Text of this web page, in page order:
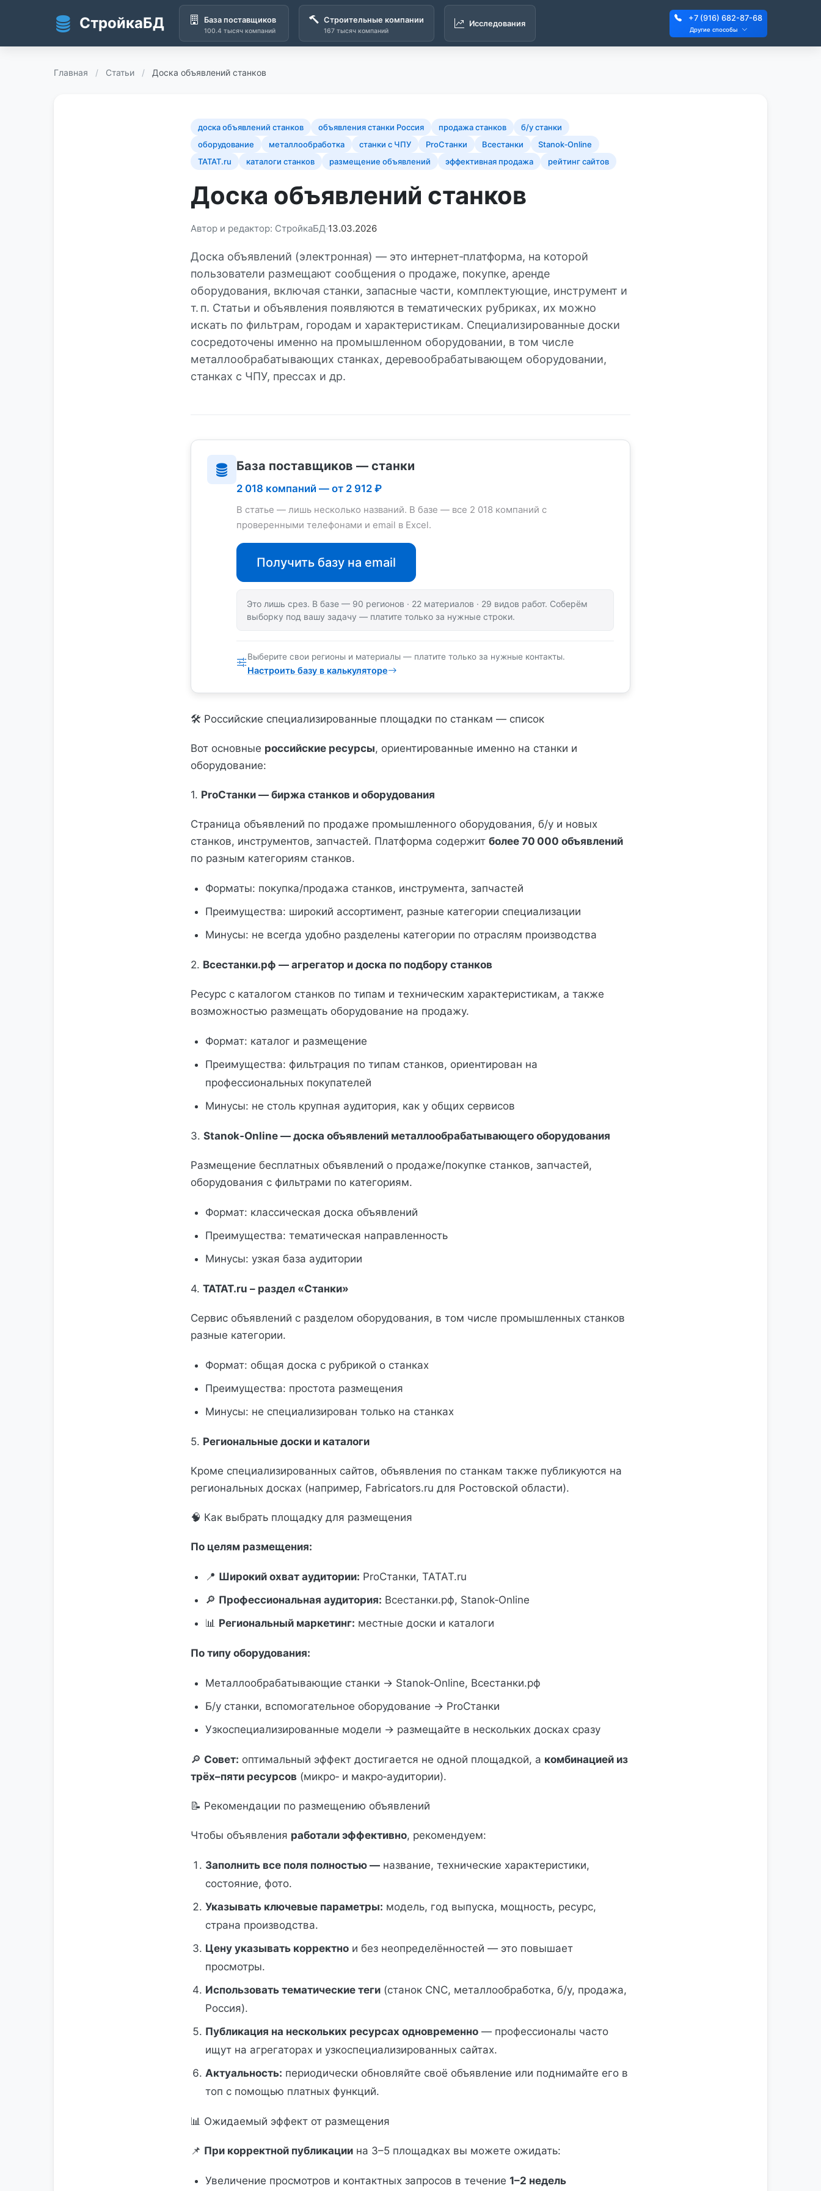
СтройкаБД База поставщиков
100.4 тысяч компаний
Строительные компании
167 тысяч компаний
Исследования
+7 (916) 682-87-68
Другие способы
Главная / Статьи / Доска объявлений станков
доска объявлений станков объявления станки Россия продажа станков
б/у станки
оборудование
металлообработка станки с ЧПУ ProСтанки Всестанки
Stanok‑Online
TATAT.ru
каталоги станков размещение объявлений эффективная продажа рейтинг сайтов
Доска объявлений станков
Автор и редактор: СтройкаБД 13.03.2026
Доска объявлений (электронная) — это интернет‑платформа, на которой
пользователи размещают сообщения о продаже, покупке, аренде
оборудования, включая станки, запасные части, комплектующие, инструмент и
т. п. Статьи и объявления появляются в тематических рубриках, их можно
искать по фильтрам, городам и характеристикам. Специализированные доски
сосредоточены именно на промышленном оборудовании, в том числе
металлообрабатывающих станках, деревообрабатывающем оборудовании,
станках с ЧПУ, прессах и др.
База поставщиков — станки
2 018 компаний — от 2 912 ₽
В статье — лишь несколько названий. В базе — все 2 018 компаний с
проверенными телефонами и email в Excel.
Получить базу на email
Это лишь срез. В базе — 90 регионов · 22 материалов · 29 видов работ. Соберём
выборку под вашу задачу — платите только за нужные строки.
Выберите свои регионы и материалы — платите только за нужные контакты.
Настроить базу в калькуляторе
🛠️ Российские специализированные площадки по станкам — список
Вот основные российские ресурсы, ориентированные именно на станки и
оборудование:
1. ProСтанки — биржа станков и оборудования
Страница объявлений по продаже промышленного оборудования, б/у и новых
станков, инструментов, запчастей. Платформа содержит более 70 000 объявлений
по разным категориям станков.
Форматы: покупка/продажа станков, инструмента, запчастей
Преимущества: широкий ассортимент, разные категории специализации
Минусы: не всегда удобно разделены категории по отраслям производства
2. Всестанки.рф — агрегатор и доска по подбору станков
Ресурс с каталогом станков по типам и техническим характеристикам, а также
возможностью размещать оборудование на продажу.
Формат: каталог и размещение
Преимущества: фильтрация по типам станков, ориентирован на
профессиональных покупателей
Минусы: не столь крупная аудитория, как у общих сервисов
3. Stanok‑Online — доска объявлений металлообрабатывающего оборудования
Размещение бесплатных объявлений о продаже/покупке станков, запчастей,
оборудования с фильтрами по категориям.
Формат: классическая доска объявлений
Преимущества: тематическая направленность
Минусы: узкая база аудитории
4. TATAT.ru – раздел «Станки»
Сервис объявлений с разделом оборудования, в том числе промышленных станков
разные категории.
Формат: общая доска с рубрикой о станках
Преимущества: простота размещения
Минусы: не специализирован только на станках
5. Региональные доски и каталоги
Кроме специализированных сайтов, объявления по станкам также публикуются на
региональных досках (например, Fabricators.ru для Ростовской области).
🧠 Как выбрать площадку для размещения
По целям размещения:
📍 Широкий охват аудитории: ProСтанки, TATAT.ru
🔎 Профессиональная аудитория: Всестанки.рф, Stanok‑Online
📊 Региональный маркетинг: местные доски и каталоги
По типу оборудования:
Металлообрабатывающие станки → Stanok‑Online, Всестанки.рф
Б/у станки, вспомогательное оборудование → ProСтанки
Узкоспециализированные модели → размещайте в нескольких досках сразу
🔎 Совет: оптимальный эффект достигается не одной площадкой, а комбинацией из
трёх–пяти ресурсов (микро‑ и макро‑аудитории).
📝 Рекомендации по размещению объявлений
Чтобы объявления работали эффективно, рекомендуем:
Заполнить все поля полностью — название, технические характеристики,
состояние, фото.
Указывать ключевые параметры: модель, год выпуска, мощность, ресурс,
страна производства.
Цену указывать корректно и без неопределённостей — это повышает
просмотры.
Использовать тематические теги (станок CNC, металлообработка, б/у, продажа,
Россия).
Публикация на нескольких ресурсах одновременно — профессионалы часто
ищут на агрегаторах и узкоспециализированных сайтах.
Актуальность: периодически обновляйте своё объявление или поднимайте его в
топ с помощью платных функций.
📊 Ожидаемый эффект от размещения
📌 При корректной публикации на 3–5 площадках вы можете ожидать:
Увеличение просмотров и контактных запросов в течение 1–2 недель